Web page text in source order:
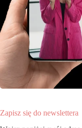
Zapisz się do newslettera